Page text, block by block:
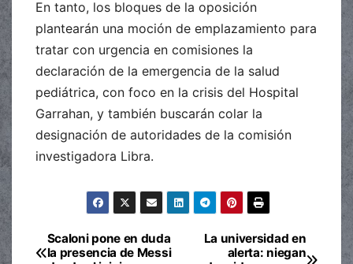
En tanto, los bloques de la oposición
plantearán una moción de emplazamiento para
tratar con urgencia en comisiones la
declaración de la emergencia de la salud
pediátrica, con foco en la crisis del Hospital
Garrahan, y también buscarán colar la
designación de autoridades de la comisión
investigadora Libra.
Navegación
La universidad en
alerta: niegan
Scaloni pone en duda
la presencia de Messi